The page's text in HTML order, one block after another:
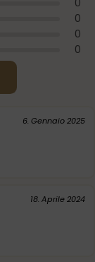
0
0
0
0
6. Gennaio 2025
18. Aprile 2024